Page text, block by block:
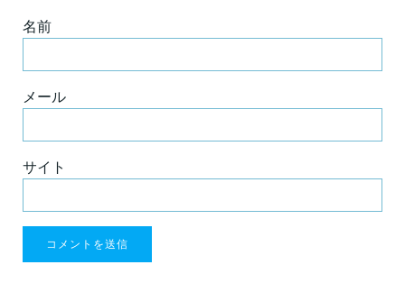
名前
メール
サイト